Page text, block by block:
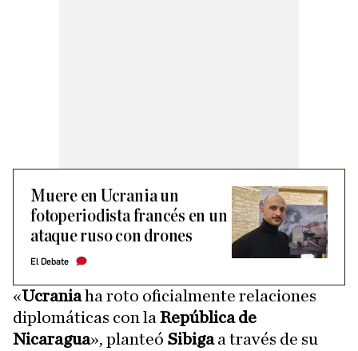
Muere en Ucrania un
fotoperiodista francés en un
ataque ruso con drones
El Debate
«Ucraniaha roto oficialmente relaciones
diplomáticas con la República de
Nicaragua», planteó Sibigaa través de su